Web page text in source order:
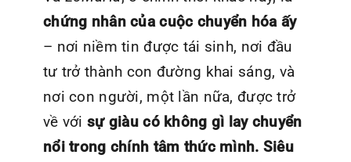
chứng nhân của cuộc chuyển hóa ấy
– nơi niềm tin được tái sinh, nơi đầu
tư trở thành con đường khai sáng, và
nơi con người, một lần nữa, được trở
về với sự giàu có không gì lay chuyển
nổi trong chính tâm thức mình. Siêu